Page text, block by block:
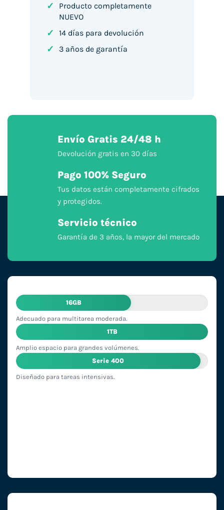
✓
Producto completamente
NUEVO
✓ 14 días para devolución
✓ 3 años de garantía
Envío Gratis 24/48 h
Devolución gratis en 30 días
Pago 100% Seguro
Tus datos están completamente cifrados
y protegidos.
Servicio técnico
Garantía de 3 años, la mayor del mercado
16GB
Adecuado para multitarea moderada.
1TB
Amplio espacio para grandes volúmenes.
Serie 400
Diseñado para tareas intensivas.